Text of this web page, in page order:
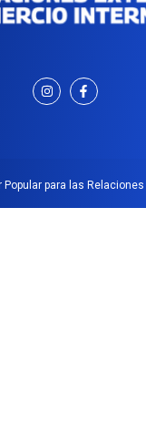
para las